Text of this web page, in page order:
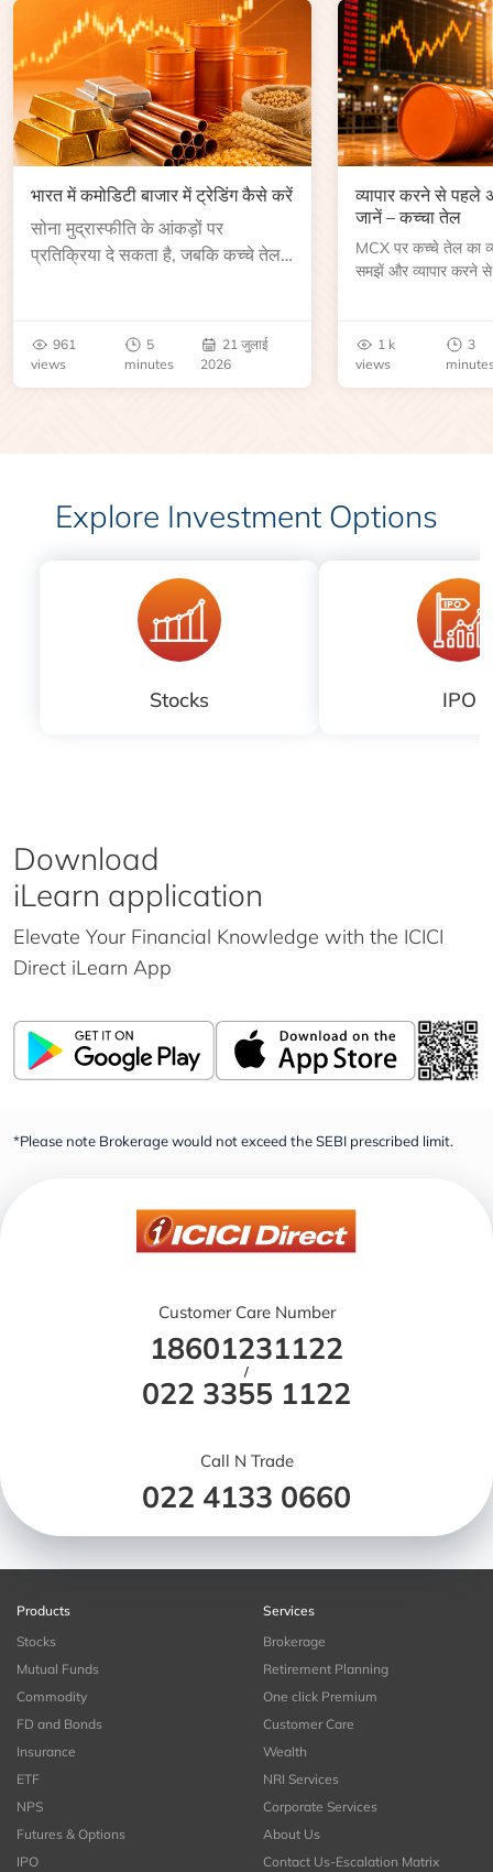
भारत में कमोडिटी बाजार में ट्रेडिंग कैसे करें
सोना मुद्रास्फीति के आंकड़ों पर
प्रतिक्रिया दे सकता है, जबकि कच्चे तेल
961
views
5
minutes
21 जुलाई
2026
व्यापार करने से पहले
जानें – कच्चा तेल
MCX पर कच्चे तेल का
समझें और व्यापार करने
जानें।1 k
views
3
Explore Investment Options
Stocks IPO
Download
iLearn application
Elevate Your Financial Knowledge with the ICICI
Direct iLearn App
*Please note Brokerage would not exceed the SEBI prescribed limit.
Customer Care Number
18601231122
/
022 3355 1122
Call N Trade
022 4133 0660
Products
Stocks
Mutual Funds
Commodity
FD and Bonds
Insurance
ETF
NPS
Futures & Options
IPO
Services
Brokerage
Retirement Planning
One click Premium
Customer Care
Wealth
NRI Services
Corporate Services
About Us
Contact Us-Escalation Matrix